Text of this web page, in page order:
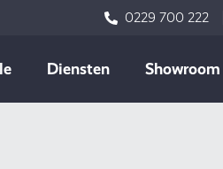
0229 700 222
Diensten Showroom